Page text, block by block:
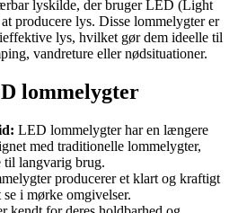
lyskilde, der bruger LED (Light
producere lys. Disse lommelygter er
lys, hvilket gør dem ideelle til
vandreture eller nødsituationer.
lommelygter
LED lommelygter har en længere
med traditionelle lommelygter,
til langvarig brug.
producerer et klart og kraftigt
i mørke omgivelser.